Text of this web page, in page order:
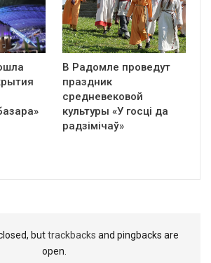
В Радомле проведут
праздник
средневековой
культуры «У госці да
радзімічаў»
buttrackbacks and pingbacks are
open.